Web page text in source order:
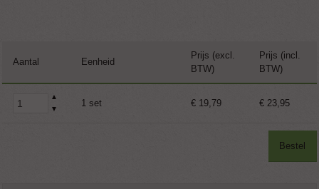
Aantal Eenheid
Prijs (excl.
BTW)
Prijs (incl.
BTW)
▲
▼
1 set € 19,79 € 23,95
Bestel